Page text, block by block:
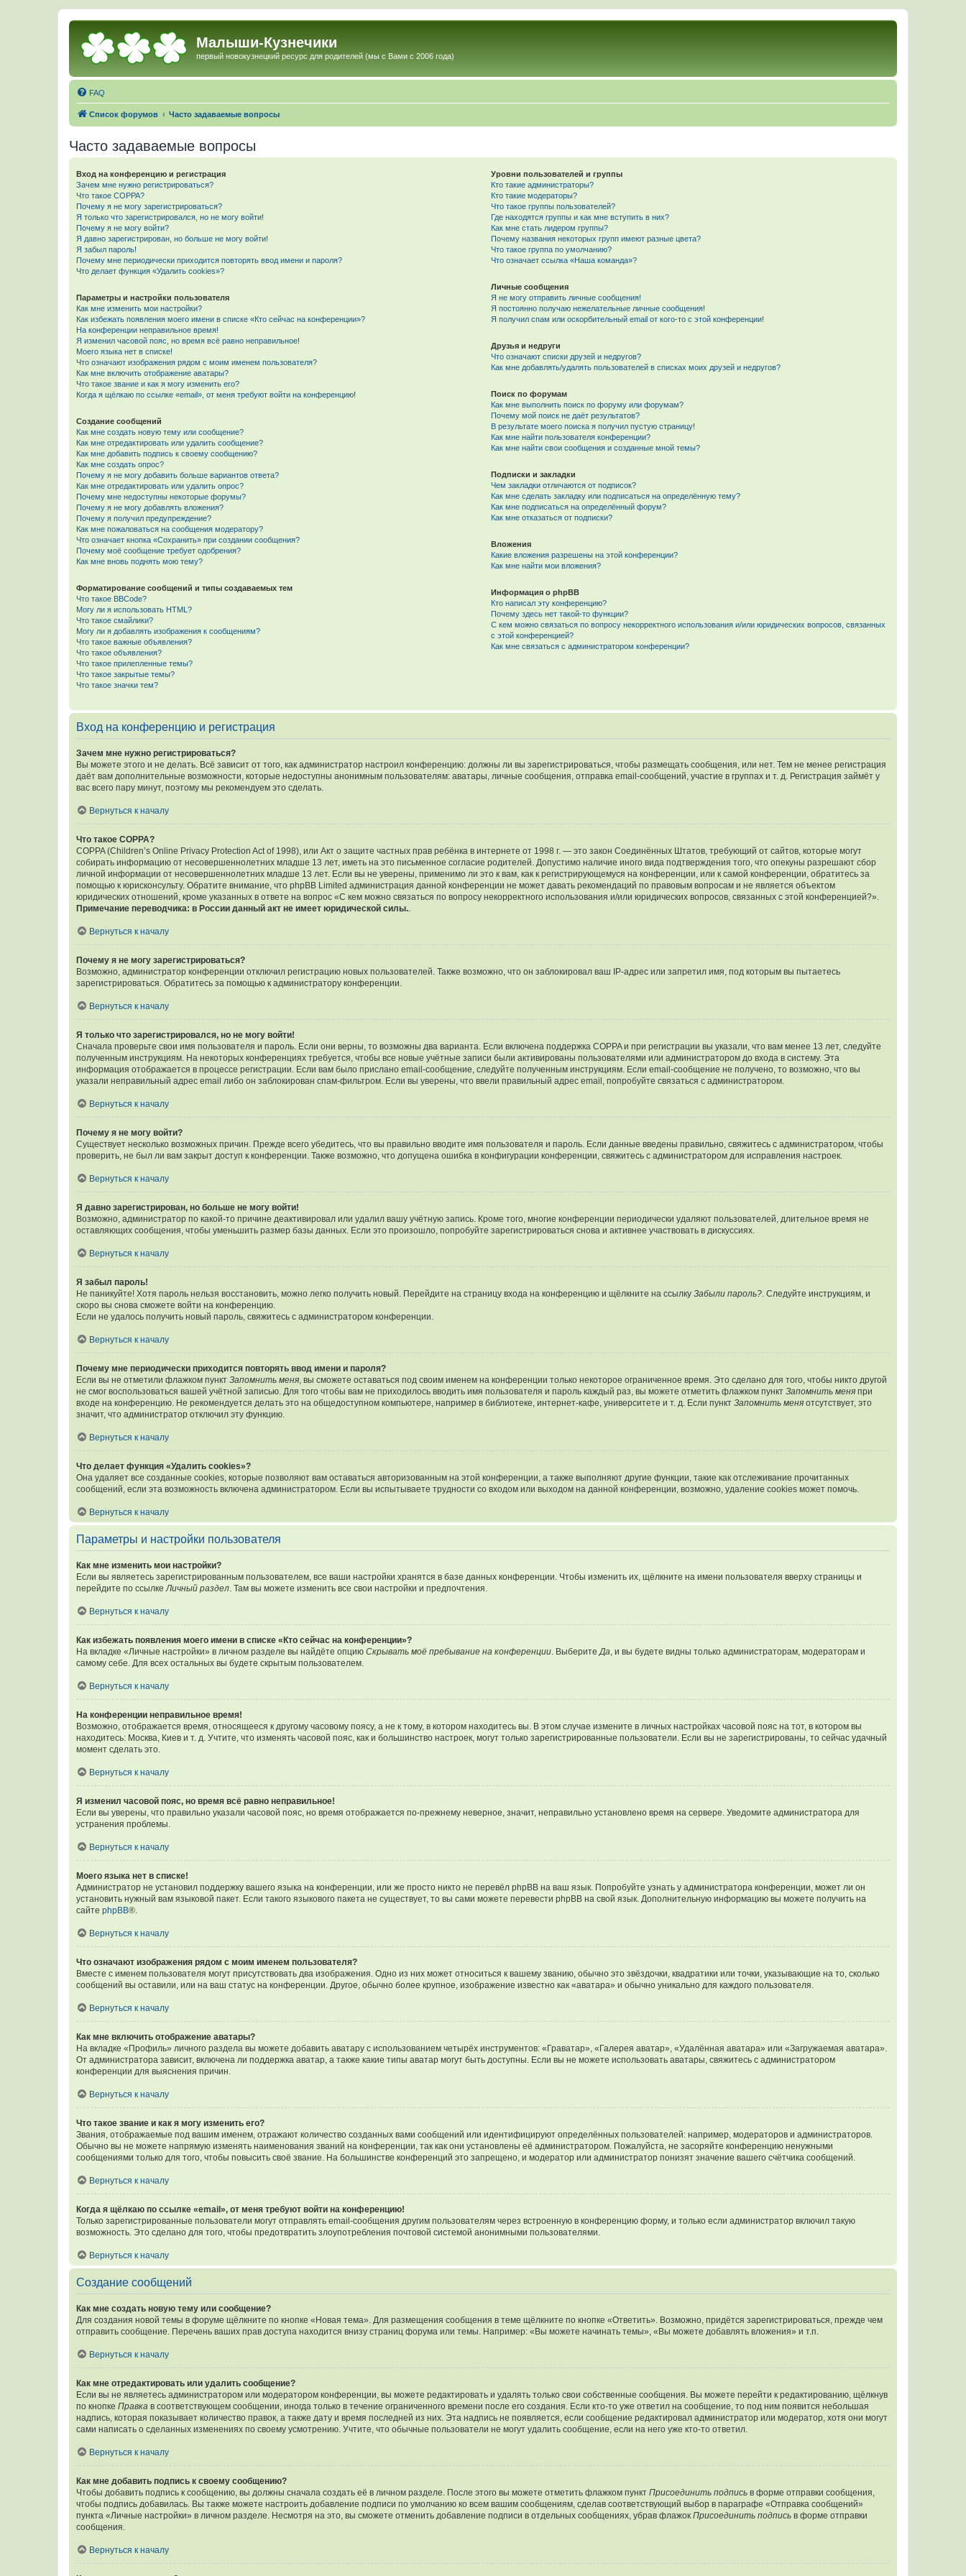
Малыши-Кузнечики
первый новокузнецкий ресурс для родителей (мы с Вами с 2006 года)
FAQ
Список форумов Часто задаваемые вопросы
Часто задаваемые вопросы
Вход на конференцию и регистрация
Зачем мне нужно регистрироваться?
Что такое COPPA?
Почему я не могу зарегистрироваться?
Я только что зарегистрировался, но не могу войти!
Почему я не могу войти?
Я давно зарегистрирован, но больше не могу войти!
Я забыл пароль!
Почему мне периодически приходится повторять ввод имени и пароля?
Что делает функция «Удалить cookies»?
Параметры и настройки пользователя
Как мне изменить мои настройки?
Как избежать появления моего имени в списке «Кто сейчас на конференции»?
На конференции неправильное время!
Я изменил часовой пояс, но время всё равно неправильное!
Моего языка нет в списке!
Что означают изображения рядом с моим именем пользователя?
Как мне включить отображение аватары?
Что такое звание и как я могу изменить его?
Когда я щёлкаю по ссылке «email», от меня требуют войти на конференцию!
Создание сообщений
Как мне создать новую тему или сообщение?
Как мне отредактировать или удалить сообщение?
Как мне добавить подпись к своему сообщению?
Как мне создать опрос?
Почему я не могу добавить больше вариантов ответа?
Как мне отредактировать или удалить опрос?
Почему мне недоступны некоторые форумы?
Почему я не могу добавлять вложения?
Почему я получил предупреждение?
Как мне пожаловаться на сообщения модератору?
Что означает кнопка «Сохранить» при создании сообщения?
Почему моё сообщение требует одобрения?
Как мне вновь поднять мою тему?
Форматирование сообщений и типы создаваемых тем
Что такое BBCode?
Могу ли я использовать HTML?
Что такое смайлики?
Могу ли я добавлять изображения к сообщениям?
Что такое важные объявления?
Что такое объявления?
Что такое прилепленные темы?
Что такое закрытые темы?
Что такое значки тем?
Уровни пользователей и группы
Кто такие администраторы?
Кто такие модераторы?
Что такое группы пользователей?
Где находятся группы и как мне вступить в них?
Как мне стать лидером группы?
Почему названия некоторых групп имеют разные цвета?
Что такое группа по умолчанию?
Что означает ссылка «Наша команда»?
Личные сообщения
Я не могу отправить личные сообщения!
Я постоянно получаю нежелательные личные сообщения!
Я получил спам или оскорбительный email от кого-то с этой конференции!
Друзья и недруги
Что означают списки друзей и недругов?
Как мне добавлять/удалять пользователей в списках моих друзей и недругов?
Поиск по форумам
Как мне выполнить поиск по форуму или форумам?
Почему мой поиск не даёт результатов?
В результате моего поиска я получил пустую страницу!
Как мне найти пользователя конференции?
Как мне найти свои сообщения и созданные мной темы?
Подписки и закладки
Чем закладки отличаются от подписок?
Как мне сделать закладку или подписаться на определённую тему?
Как мне подписаться на определённый форум?
Как мне отказаться от подписки?
Вложения
Какие вложения разрешены на этой конференции?
Как мне найти мои вложения?
Информация о phpBB
Кто написал эту конференцию?
Почему здесь нет такой-то функции?
С кем можно связаться по вопросу некорректного использования и/или юридических вопросов, связанных
с этой конференцией?
Как мне связаться с администратором конференции?
Вход на конференцию и регистрация
Зачем мне нужно регистрироваться?
Вы можете этого и не делать. Всё зависит от того, как администратор настроил конференцию: должны ли вы зарегистрироваться, чтобы размещать сообщения, или нет. Тем не менее регистрация
даёт вам дополнительные возможности, которые недоступны анонимным пользователям: аватары, личные сообщения, отправка email-сообщений, участие в группах и т. д. Регистрация займёт у
вас всего пару минут, поэтому мы рекомендуем это сделать.
Вернуться к началу
Что такое COPPA?
COPPA (Children’s Online Privacy Protection Act of 1998), или Акт о защите частных прав ребёнка в интернете от 1998 г. — это закон Соединённых Штатов, требующий от сайтов, которые могут
собирать информацию от несовершеннолетних младше 13 лет, иметь на это письменное согласие родителей. Допустимо наличие иного вида подтверждения того, что опекуны разрешают сбор
личной информации от несовершеннолетних младше 13 лет. Если вы не уверены, применимо ли это к вам, как к регистрирующемуся на конференции, или к самой конференции, обратитесь за
помощью к юрисконсульту. Обратите внимание, что phpBB Limited администрация данной конференции не может давать рекомендаций по правовым вопросам и не является объектом
юридических отношений, кроме указанных в ответе на вопрос «С кем можно связаться по вопросу некорректного использования и/или юридических вопросов, связанных с этой конференцией?».
Примечание переводчика: в России данный акт не имеет юридической силы.
Вернуться к началу
Почему я не могу зарегистрироваться?
Возможно, администратор конференции отключил регистрацию новых пользователей. Также возможно, что он заблокировал ваш IP-адрес или запретил имя, под которым вы пытаетесь
зарегистрироваться. Обратитесь за помощью к администратору конференции.
Вернуться к началу
Я только что зарегистрировался, но не могу войти!
Сначала проверьте свои имя пользователя и пароль. Если они верны, то возможны два варианта. Если включена поддержка COPPA и при регистрации вы указали, что вам менее 13 лет, следуйте
полученным инструкциям. На некоторых конференциях требуется, чтобы все новые учётные записи были активированы пользователями или администратором до входа в систему. Эта
информация отображается в процессе регистрации. Если вам было прислано email-сообщение, следуйте полученным инструкциям. Если email-сообщение не получено, то возможно, что вы
указали неправильный адрес email либо он заблокирован спам-фильтром. Если вы уверены, что ввели правильный адрес email, попробуйте связаться с администратором.
Вернуться к началу
Почему я не могу войти?
Существует несколько возможных причин. Прежде всего убедитесь, что вы правильно вводите имя пользователя и пароль. Если данные введены правильно, свяжитесь с администратором, чтобы
проверить, не был ли вам закрыт доступ к конференции. Также возможно, что допущена ошибка в конфигурации конференции, свяжитесь с администратором для исправления настроек.
Вернуться к началу
Я давно зарегистрирован, но больше не могу войти!
Возможно, администратор по какой-то причине деактивировал или удалил вашу учётную запись. Кроме того, многие конференции периодически удаляют пользователей, длительное время не
оставляющих сообщения, чтобы уменьшить размер базы данных. Если это произошло, попробуйте зарегистрироваться снова и активнее участвовать в дискуссиях.
Вернуться к началу
Я забыл пароль!
Не паникуйте! Хотя пароль нельзя восстановить, можно легко получить новый. Перейдите на страницу входа на конференцию и щёлкните на ссылку Забыли пароль? . Следуйте инструкциям, и
скоро вы снова сможете войти на конференцию.
Если не удалось получить новый пароль, свяжитесь с администратором конференции.
Вернуться к началу
Почему мне периодически приходится повторять ввод имени и пароля?
Если вы не отметили флажком пункт Запомнить меня , вы сможете оставаться под своим именем на конференции только некоторое ограниченное время. Это сделано для того, чтобы никто другой
не смог воспользоваться вашей учётной записью. Для того чтобы вам не приходилось вводить имя пользователя и пароль каждый раз, вы можете отметить флажком пункт Запомнить меня при
входе на конференцию. Не рекомендуется делать это на общедоступном компьютере, например в библиотеке, интернет-кафе, университете и т. д. Если пункт Запомнить меня отсутствует, это
значит, что администратор отключил эту функцию.
Вернуться к началу
Что делает функция «Удалить cookies»?
Она удаляет все созданные cookies, которые позволяют вам оставаться авторизованным на этой конференции, а также выполняют другие функции, такие как отслеживание прочитанных
сообщений, если эта возможность включена администратором. Если вы испытываете трудности со входом или выходом на данной конференции, возможно, удаление cookies может помочь.
Вернуться к началу
Параметры и настройки пользователя
Как мне изменить мои настройки?
Если вы являетесь зарегистрированным пользователем, все ваши настройки хранятся в базе данных конференции. Чтобы изменить их, щёлкните на имени пользователя вверху страницы и
перейдите по ссылке Личный раздел . Там вы можете изменить все свои настройки и предпочтения.
Вернуться к началу
Как избежать появления моего имени в списке «Кто сейчас на конференции»?
На вкладке «Личные настройки» в личном разделе вы найдёте опцию Скрывать моё пребывание на конференции . Выберите Да , и вы будете видны только администраторам, модераторам и
самому себе. Для всех остальных вы будете скрытым пользователем.
Вернуться к началу
На конференции неправильное время!
Возможно, отображается время, относящееся к другому часовому поясу, а не к тому, в котором находитесь вы. В этом случае измените в личных настройках часовой пояс на тот, в котором вы
находитесь: Москва, Киев и т. д. Учтите, что изменять часовой пояс, как и большинство настроек, могут только зарегистрированные пользователи. Если вы не зарегистрированы, то сейчас удачный
момент сделать это.
Вернуться к началу
Я изменил часовой пояс, но время всё равно неправильное!
Если вы уверены, что правильно указали часовой пояс, но время отображается по-прежнему неверное, значит, неправильно установлено время на сервере. Уведомите администратора для
устранения проблемы.
Вернуться к началу
Моего языка нет в списке!
Администратор не установил поддержку вашего языка на конференции, или же просто никто не перевёл phpBB на ваш язык. Попробуйте узнать у администратора конференции, может ли он
установить нужный вам языковой пакет. Если такого языкового пакета не существует, то вы сами можете перевести phpBB на свой язык. Дополнительную информацию вы можете получить на
сайте phpBB®.
Вернуться к началу
Что означают изображения рядом с моим именем пользователя?
Вместе с именем пользователя могут присутствовать два изображения. Одно из них может относиться к вашему званию, обычно это звёздочки, квадратики или точки, указывающие на то, сколько
сообщений вы оставили, или на ваш статус на конференции. Другое, обычно более крупное, изображение известно как «аватара» и обычно уникально для каждого пользователя.
Вернуться к началу
Как мне включить отображение аватары?
На вкладке «Профиль» личного раздела вы можете добавить аватару с использованием четырёх инструментов: «Граватар», «Галерея аватар», «Удалённая аватара» или «Загружаемая аватара».
От администратора зависит, включена ли поддержка аватар, а также какие типы аватар могут быть доступны. Если вы не можете использовать аватары, свяжитесь с администратором
конференции для выяснения причин.
Вернуться к началу
Что такое звание и как я могу изменить его?
Звания, отображаемые под вашим именем, отражают количество созданных вами сообщений или идентифицируют определённых пользователей: например, модераторов и администраторов.
Обычно вы не можете напрямую изменять наименования званий на конференции, так как они установлены её администратором. Пожалуйста, не засоряйте конференцию ненужными
сообщениями только для того, чтобы повысить своё звание. На большинстве конференций это запрещено, и модератор или администратор понизят значение вашего счётчика сообщений.
Вернуться к началу
Когда я щёлкаю по ссылке «email», от меня требуют войти на конференцию!
Только зарегистрированные пользователи могут отправлять email-сообщения другим пользователям через встроенную в конференцию форму, и только если администратор включил такую
возможность. Это сделано для того, чтобы предотвратить злоупотребления почтовой системой анонимными пользователями.
Вернуться к началу
Создание сообщений
Как мне создать новую тему или сообщение?
Для создания новой темы в форуме щёлкните по кнопке «Новая тема». Для размещения сообщения в теме щёлкните по кнопке «Ответить». Возможно, придётся зарегистрироваться, прежде чем
отправить сообщение. Перечень ваших прав доступа находится внизу страниц форума или темы. Например: «Вы можете начинать темы», «Вы можете добавлять вложения» и т.п.
Вернуться к началу
Как мне отредактировать или удалить сообщение?
Если вы не являетесь администратором или модератором конференции, вы можете редактировать и удалять только свои собственные сообщения. Вы можете перейти к редактированию, щёлкнув
по кнопке Правка в соответствующем сообщении, иногда только в течение ограниченного времени после его создания. Если кто-то уже ответил на сообщение, то под ним появится небольшая
надпись, которая показывает количество правок, а также дату и время последней из них. Эта надпись не появляется, если сообщение редактировал администратор или модератор, хотя они могут
сами написать о сделанных изменениях по своему усмотрению. Учтите, что обычные пользователи не могут удалить сообщение, если на него уже кто-то ответил.
Вернуться к началу
Как мне добавить подпись к своему сообщению?
Чтобы добавить подпись к сообщению, вы должны сначала создать её в личном разделе. После этого вы можете отметить флажком пункт Присоединить подпись в форме отправки сообщения,
чтобы подпись добавилась. Вы также можете настроить добавление подписи по умолчанию ко всем вашим сообщениям, сделав соответствующий выбор в параграфе «Отправка сообщений»
пункта «Личные настройки» в личном разделе. Несмотря на это, вы сможете отменить добавление подписи в отдельных сообщениях, убрав флажок Присоединить подпись в форме отправки
сообщения.
Вернуться к началу